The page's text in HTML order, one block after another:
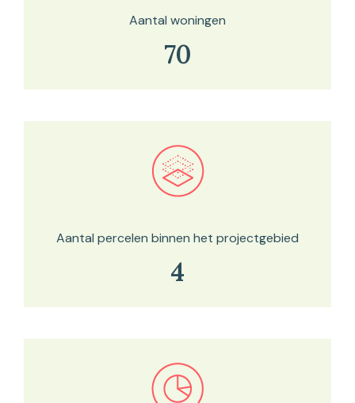
Aantal woningen
70
Bekijk in onze kaartviewer
Aantal percelen binnen het projectgebied
4